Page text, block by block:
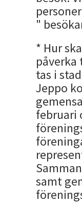
"
* Hur
påverka
tas i
Jeppo
februari
samt